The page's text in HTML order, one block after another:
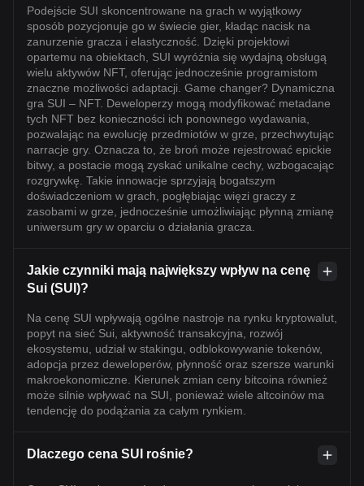
Podejście SUI skoncentrowane na grach w wyjątkowy
sposób pozycjonuje go w świecie gier, kładąc nacisk na
zanurzenie gracza i elastyczność. Dzięki projektowi
opartemu na obiektach, SUI wyróżnia się wydajną obsługą
wielu aktywów NFT, oferując jednocześnie programistom
znaczne możliwości adaptacji. Game changer? Dynamiczna
gra SUI – NFT. Deweloperzy mogą modyfikować metadane
tych NFT bez konieczności ich ponownego wydawania,
pozwalając na ewolucję przedmiotów w grze, przechwytując
narracje gry. Oznacza to, że broń może rejestrować epickie
bitwy, a postacie mogą zyskać unikalne cechy, wzbogacając
rozgrywkę. Takie innowacje sprzyjają bogatszym
doświadczeniom w grach, pogłębiając więzi graczy z
zasobami w grze, jednocześnie umożliwiając płynną zmianę
uniwersum gry w oparciu o działania gracza.
Jakie czynniki mają największy wpływ na cenę
Sui (SUI)?
Na cenę SUI wpływają ogólne nastroje na rynku kryptowalut,
popyt na sieć Sui, aktywność transakcyjna, rozwój
ekosystemu, udział w stakingu, odblokowywanie tokenów,
adopcja przez deweloperów, płynność oraz szersze warunki
makroekonomiczne. Kierunek zmian ceny bitcoina również
może silnie wpływać na SUI, ponieważ wiele altcoinów ma
tendencję do podążania za całym rynkiem.
Dlaczego cena SUI rośnie?